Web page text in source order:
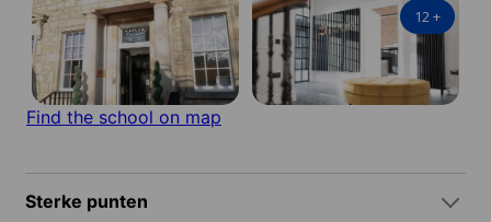
12+
Find the school on map
Sterke punten